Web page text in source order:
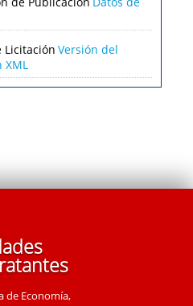
Licitación Versión del
de Economía,